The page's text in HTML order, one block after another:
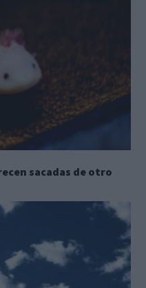
sacadas de otro